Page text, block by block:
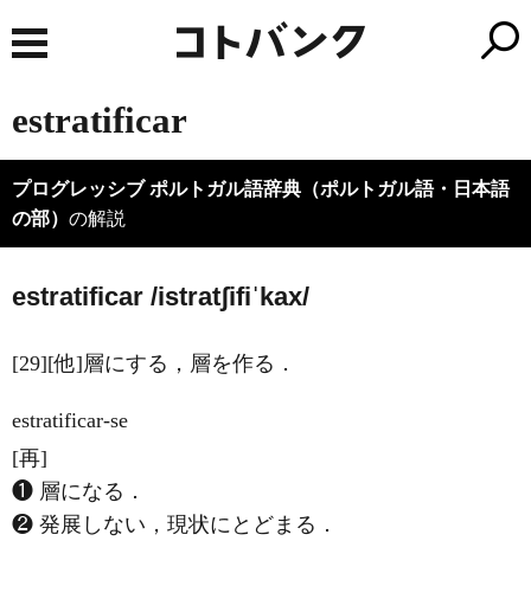
estratificar
プログレッシブ ポルトガル語辞典（ポルトガル語・日本語
の部） の解説
estratificar /istratʃifiˈkax/
[29][他]層にする，層を作る．
estratificar-se
[再]
❶ 層になる．
❷ 発展しない，現状にとどまる．